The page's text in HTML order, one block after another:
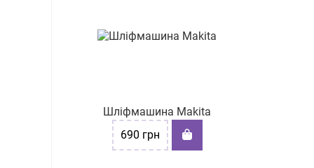
Шліфмашина Makita
690 грн